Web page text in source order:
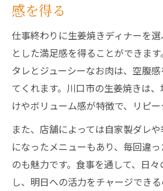
感を得る
仕事終わりに生姜焼きディナーを
とした満足感を得ることができま
タレとジューシーなお肉は、空腹
てくれます。川口市の生姜焼きは
けやボリューム感が特徴で、リピー
また、店舗によっては自家製ダレ
になったメニューもあり、毎回違
のも魅力です。食事を通して、日
し、明日への活力をチャージでき